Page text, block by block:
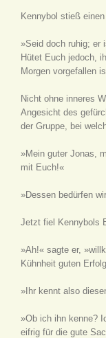
Kennybol stieß
»Seid doch ruhig; er
Hütet Euch jedoch,
Morgen vorgefallen
Nicht ohne inneres
Angesicht des
der Gruppe, bei
»Mein guter Jonas,
mit Euch!«
»Dessen bedürfen
Jetzt fiel Kennybols
»Ah!« sagte er,
Kühnheit guten
»Ihr kennt also
»Ob ich ihn kenne?
eifrig für die gute